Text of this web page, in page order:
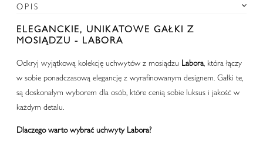
OPIS
ELEGANCKIE, UNIKATOWE GAŁKI Z
MOSIĄDZU - LABORA
Odkryj wyjątkową kolekcję uchwytów z mosiądzu Labora, która łączy
w sobie ponadczasową elegancję z wyrafinowanym designem. Gałki te,
są doskonałym wyborem dla osób, które cenią sobie luksus i jakość w
każdym detalu.
Dlaczego warto wybrać uchwyty Labora?